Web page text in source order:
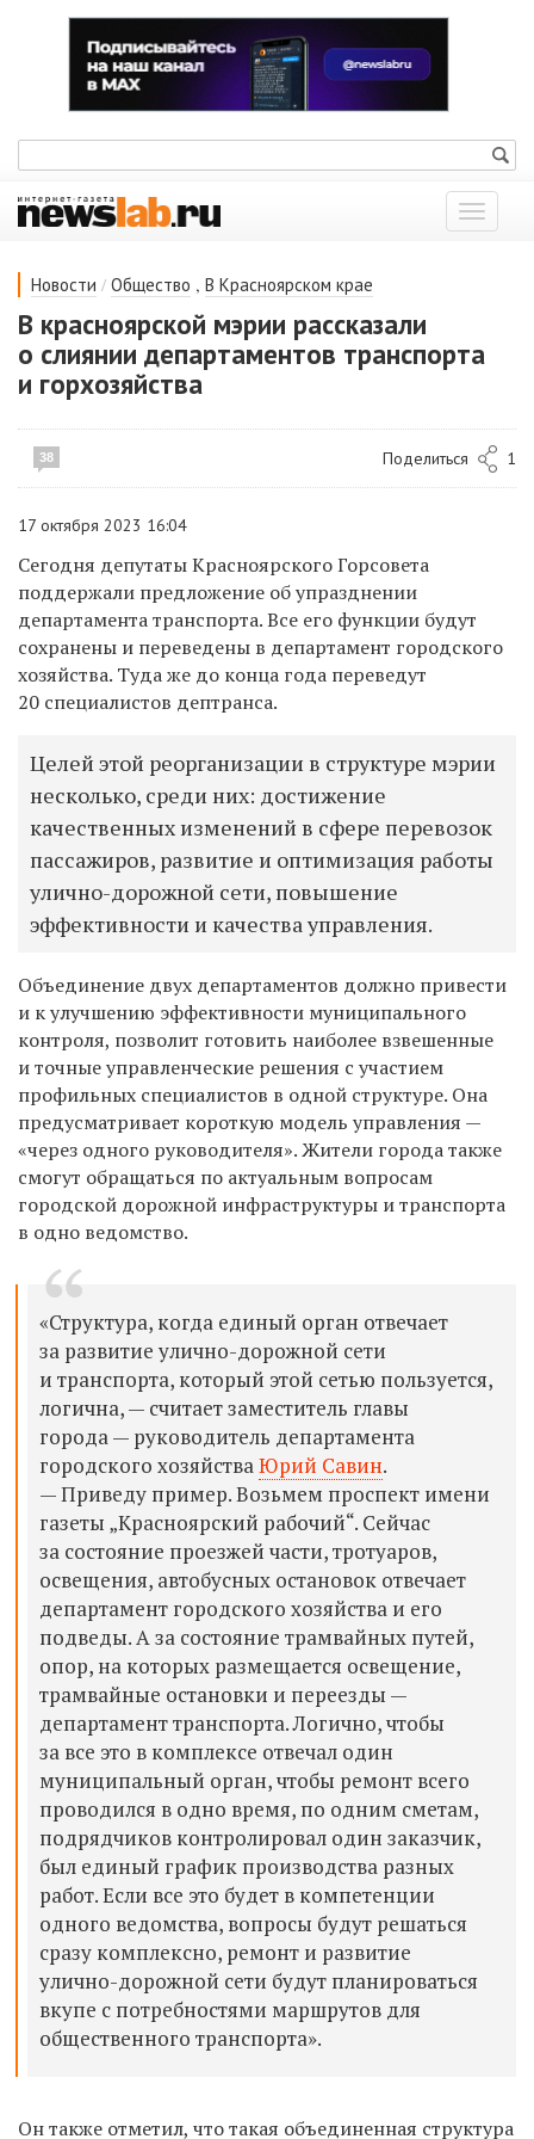
Показать
меню
Новости / Общество , В Красноярском крае
В красноярской мэрии рассказали
о слиянии департаментов транспорта
и горхозяйства
38 Поделиться 1
17 октября 2023 16:04
Сегодня депутаты Красноярского Горсовета
поддержали предложение об упразднении
департамента транспорта. Все его функции будут
сохранены и переведены в департамент городского
хозяйства. Туда же до конца года переведут
20 специалистов дептранса.
Целей этой реорганизации в структуре мэрии
несколько, среди них: достижение
качественных изменений в сфере перевозок
пассажиров, развитие и оптимизация работы
улично-дорожной сети, повышение
эффективности и качества управления.
Объединение двух департаментов должно привести
и к улучшению эффективности муниципального
контроля, позволит готовить наиболее взвешенные
и точные управленческие решения с участием
профильных специалистов в одной структуре. Она
предусматривает короткую модель управления —
«через одного руководителя». Жители города также ​
смогут обращаться по актуальным вопросам
городской дорожной инфраструктуры и транспорта
в одно ведомство.
«Структура, когда единый орган отвечает
за развитие улично-дорожной сети
и транспорта, который этой сетью пользуется,
логична, — считает заместитель главы
города — руководитель департамента
городского хозяйства Юрий Савин.
— Приведу пример. Возьмем проспект имени
газеты „Красноярский рабочий“. Сейчас
за состояние проезжей части, тротуаров,
освещения, автобусных остановок отвечает
департамент городского хозяйства и его
подведы. А за состояние трамвайных путей,
опор, на которых размещается освещение,
трамвайные остановки и переезды —
департамент транспорта. Логично, чтобы
за все это в комплексе отвечал один
муниципальный орган, чтобы ремонт всего
проводился в одно время, по одним сметам,
подрядчиков контролировал один заказчик,
был единый график производства разных
работ. Если все это будет в компетенции
одного ведомства, вопросы будут решаться
сразу комплексно, ремонт и развитие
улично-дорожной сети будут планироваться
вкупе с потребностями маршрутов для
общественного транспорта».
Он также отметил, что такая объединенная структура